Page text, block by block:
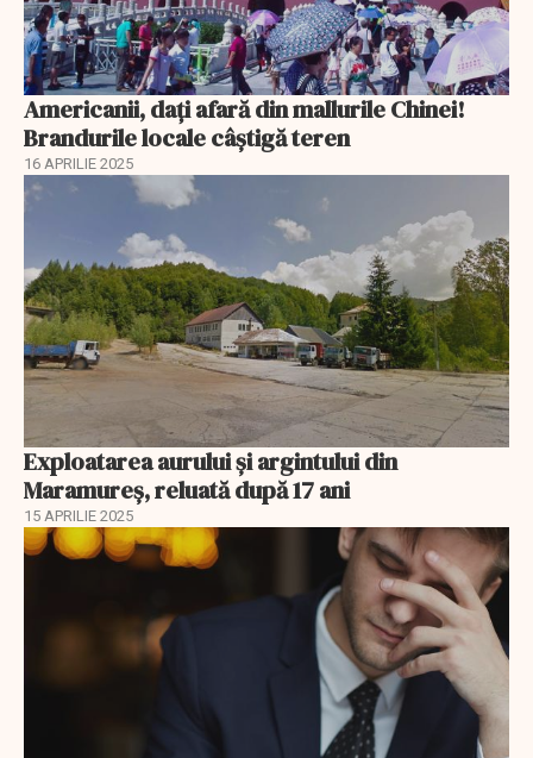
Americanii, dați afară din mallurile Chinei!
Brandurile locale câștigă teren
16 APRILIE 2025
Exploatarea aurului și argintului din
Maramureș, reluată după 17 ani
15 APRILIE 2025